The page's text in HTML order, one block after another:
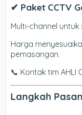
✔ Paket CCTV
Multi-channel untuk
Harga
pemasangan.
📞 Kontak tim AHLI
Langkah